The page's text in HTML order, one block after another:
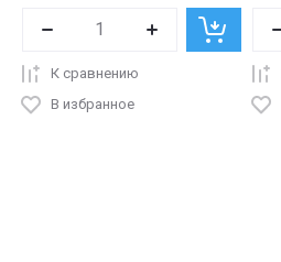
К сравнению
В избранное